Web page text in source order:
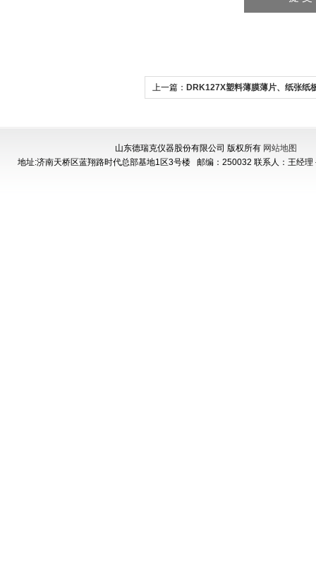
上一篇： DRK127X塑料薄膜薄片、纸张纸
山东德瑞克仪器股份有限公司 版权所有 网站地图
地址:济南天桥区蓝翔路时代总部基地1区3号楼 邮编：250032 联系人：王经